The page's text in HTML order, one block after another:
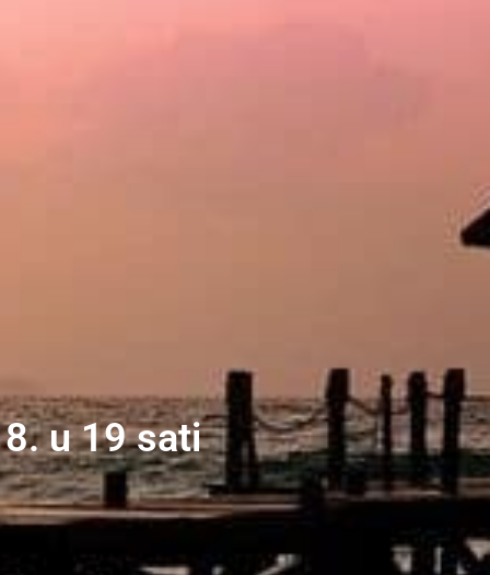
u 19 sati